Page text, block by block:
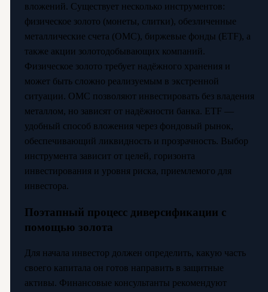
вложений. Существует несколько инструментов:
физическое золото (монеты, слитки), обезличенные
металлические счета (ОМС), биржевые фонды (ETF), а
также акции золотодобывающих компаний.
Физическое золото требует надёжного хранения и
может быть сложно реализуемым в экстренной
ситуации. ОМС позволяют инвестировать без владения
металлом, но зависят от надёжности банка. ETF —
удобный способ вложения через фондовый рынок,
обеспечивающий ликвидность и прозрачность. Выбор
инструмента зависит от целей, горизонта
инвестирования и уровня риска, приемлемого для
инвестора.
Поэтапный процесс диверсификации с
помощью золота
Для начала инвестор должен определить, какую часть
своего капитала он готов направить в защитные
активы. Финансовые консультанты рекомендуют